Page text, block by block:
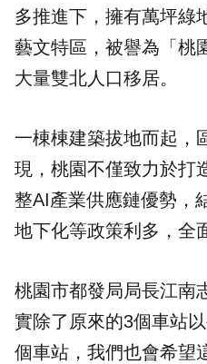
多推進下，擁有萬坪綠
藝文特區，被譽為「 桃
大量雙北人口移居。
一棟棟建築拔地而起，
現，桃園不僅致力於打
整AI產業供應鏈優勢，
地下化等政策利多，全
桃園市都發局局長江南
實除了原來的3個車站
個車站，我們也會希望